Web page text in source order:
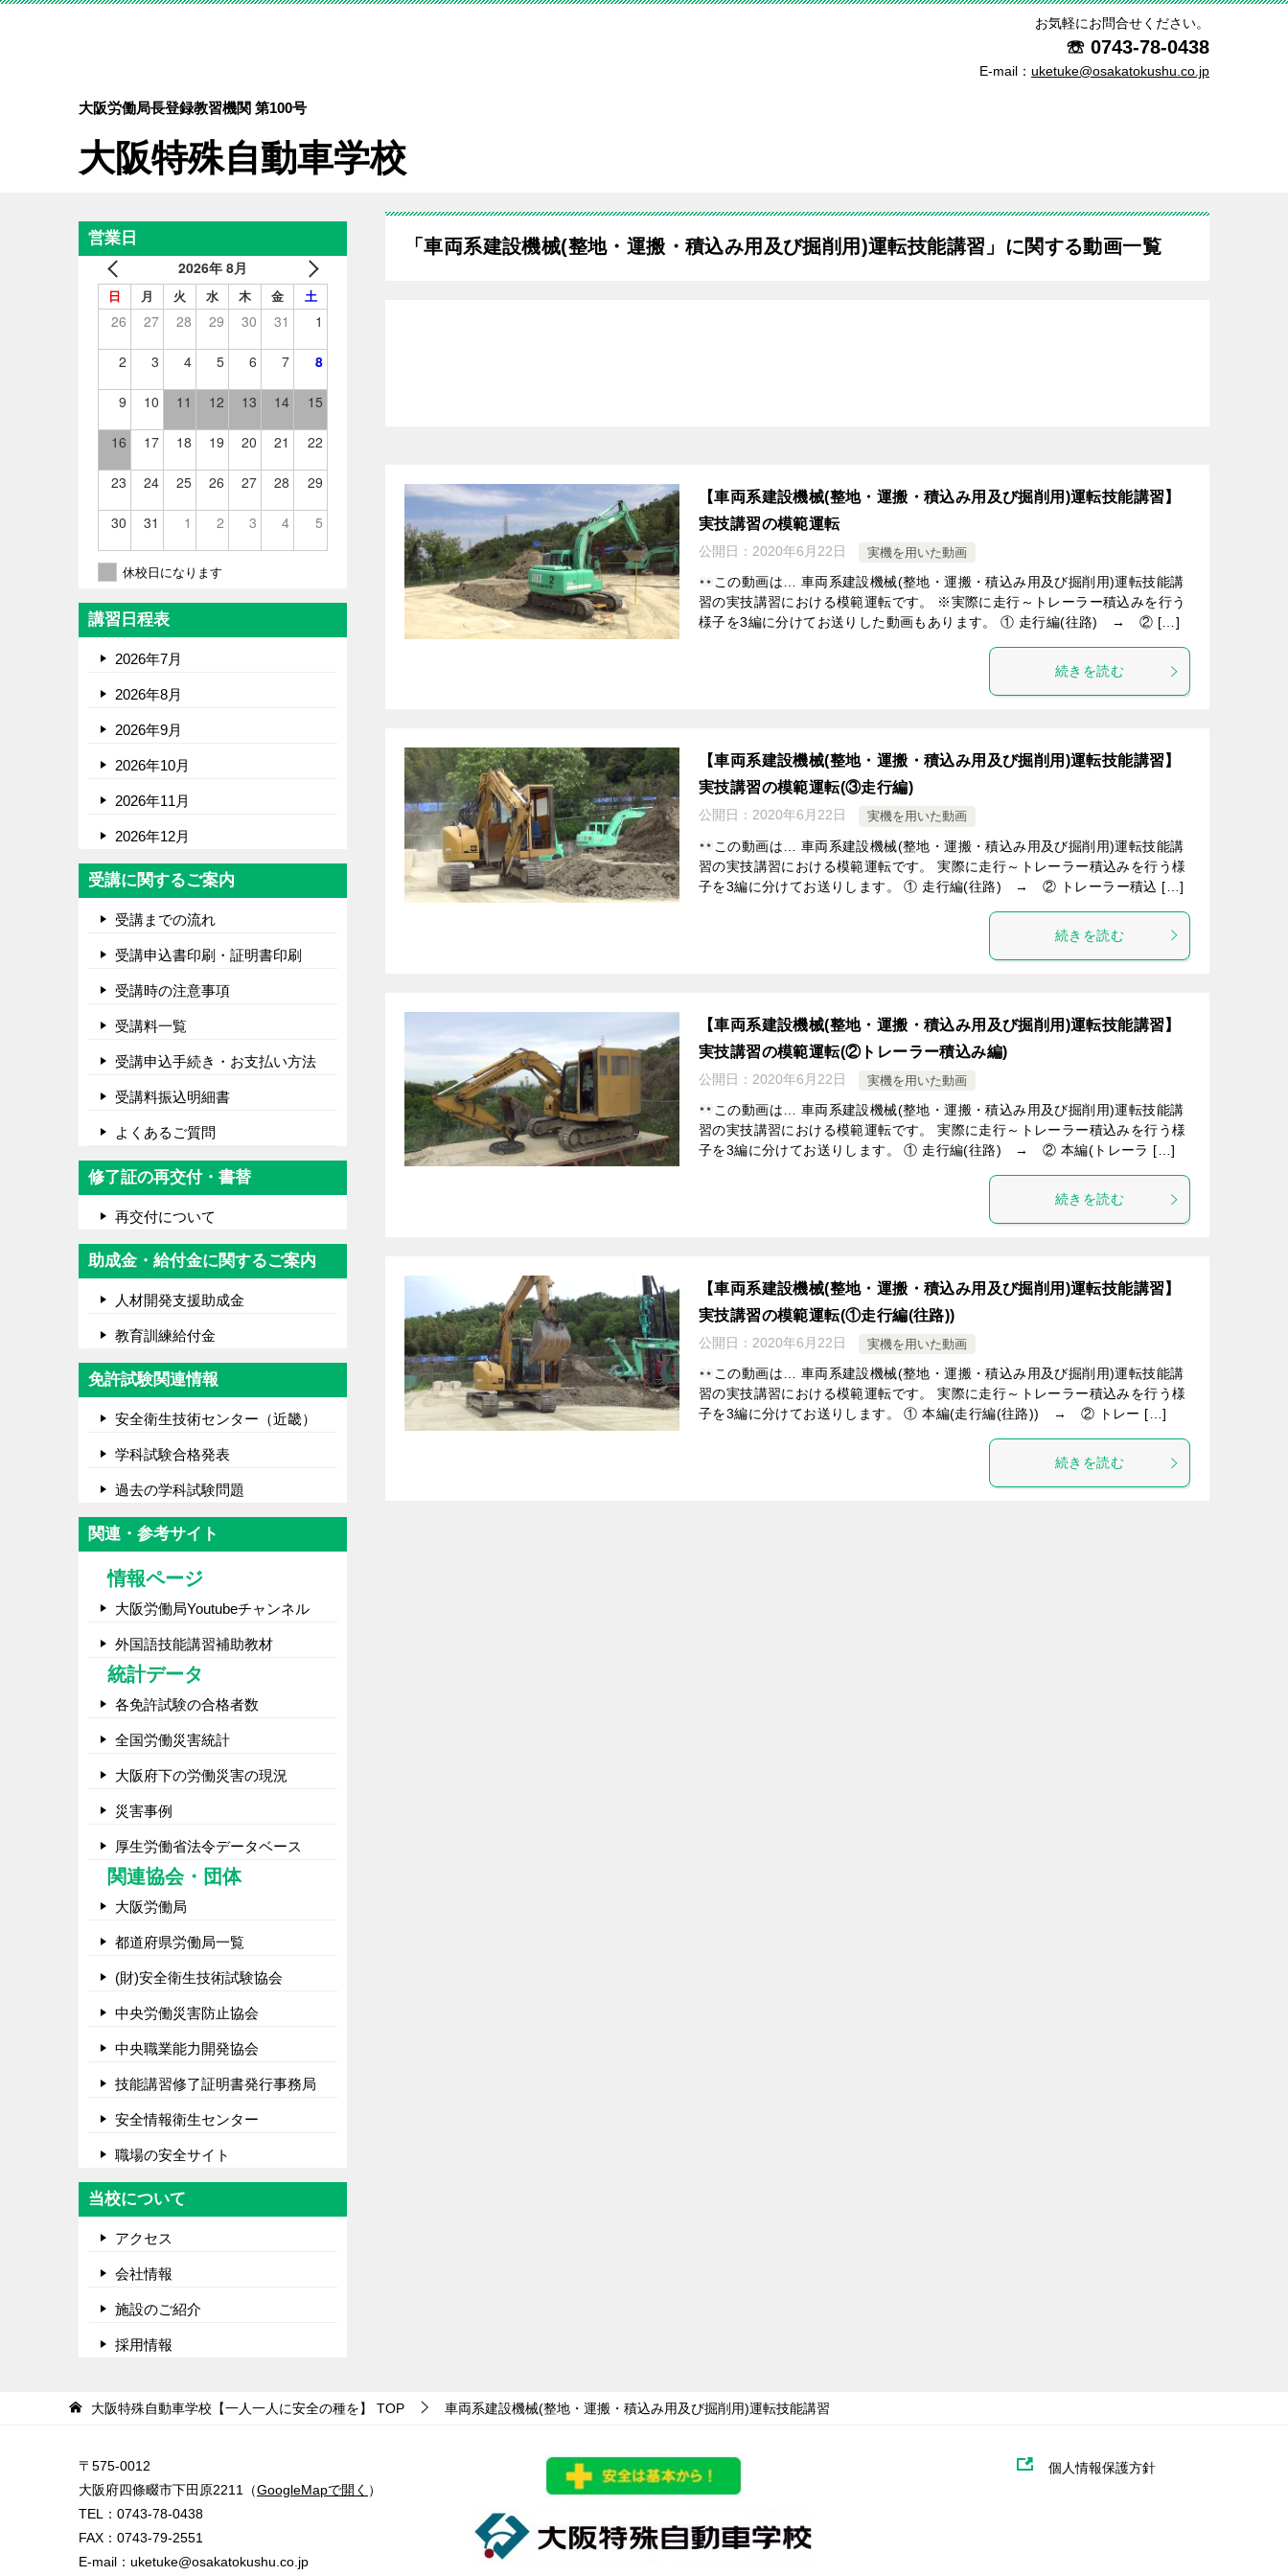
大阪労働局長登録教習機関 第100号
大阪特殊自動車学校
お気軽にお問合せください。
☏ 0743-78-0438
E-mail： uketuke@osakatokushu.co.jp
「車両系建設機械(整地・運搬・積込み用及び掘削用)運転技能講習」に関する動画一覧
【車両系建設機械(整地・運搬・積込み用及び掘削用)運転技能講習】
実技講習の模範運転
公開日： 2020年6月22日 実機を用いた動画
この動画は… 車両系建設機械(整地・運搬・積込み用及び掘削用)運転技能講
習の実技講習における模範運転です。 ※実際に走行～トレーラー積込みを行う
様子を3編に分けてお送りした動画もあります。 ① 走行編(往路) → ② […]
続きを読む
【車両系建設機械(整地・運搬・積込み用及び掘削用)運転技能講習】
実技講習の模範運転(③走行編)
公開日： 2020年6月22日 実機を用いた動画
この動画は… 車両系建設機械(整地・運搬・積込み用及び掘削用)運転技能講
習の実技講習における模範運転です。 実際に走行～トレーラー積込みを行う様
子を3編に分けてお送りします。 ① 走行編(往路) → ② トレーラー積込 […]
続きを読む
【車両系建設機械(整地・運搬・積込み用及び掘削用)運転技能講習】
実技講習の模範運転(②トレーラー積込み編)
公開日： 2020年6月22日 実機を用いた動画
この動画は… 車両系建設機械(整地・運搬・積込み用及び掘削用)運転技能講
習の実技講習における模範運転です。 実際に走行～トレーラー積込みを行う様
子を3編に分けてお送りします。 ① 走行編(往路) → ② 本編(トレーラ […]
続きを読む
【車両系建設機械(整地・運搬・積込み用及び掘削用)運転技能講習】
実技講習の模範運転(①走行編(往路))
公開日： 2020年6月22日 実機を用いた動画
この動画は… 車両系建設機械(整地・運搬・積込み用及び掘削用)運転技能講
習の実技講習における模範運転です。 実際に走行～トレーラー積込みを行う様
子を3編に分けてお送りします。 ① 本編(走行編(往路)) → ② トレー […]
続きを読む
営業日
2026年 8月
日 月 火 水 木 金 土
26 27 28 29 30 31 1
2 3 4 5 6 7 8
9 10 11 12 13 14 15
16 17 18 19 20 21 22
23 24 25 26 27 28 29
30 31 1 2 3 4 5
休校日になります
講習日程表
2026年7月
2026年8月
2026年9月
2026年10月
2026年11月
2026年12月
受講に関するご案内
受講までの流れ
受講申込書印刷・証明書印刷
受講時の注意事項
受講料一覧
受講申込手続き・お支払い方法
受講料振込明細書
よくあるご質問
修了証の再交付・書替
再交付について
助成金・給付金に関するご案内
人材開発支援助成金
教育訓練給付金
免許試験関連情報
安全衛生技術センター（近畿）
学科試験合格発表
過去の学科試験問題
関連・参考サイト
情報ページ
大阪労働局Youtubeチャンネル
外国語技能講習補助教材
統計データ
各免許試験の合格者数
全国労働災害統計
大阪府下の労働災害の現況
災害事例
厚生労働省法令データベース
関連協会・団体
大阪労働局
都道府県労働局一覧
(財)安全衛生技術試験協会
中央労働災害防止協会
中央職業能力開発協会
技能講習修了証明書発行事務局
安全情報衛生センター
職場の安全サイト
当校について
アクセス
会社情報
施設のご紹介
採用情報
大阪特殊自動車学校【一人一人に安全の種を】 TOP 車両系建設機械(整地・運搬・積込み用及び掘削用)運転技能講習
〒575-0012
大阪府四條畷市下田原2211（GoogleMapで開く ）
TEL： 0743-78-0438
FAX：0743-79-2551
E-mail： uketuke@osakatokushu.co.jp
個人情報保護方針